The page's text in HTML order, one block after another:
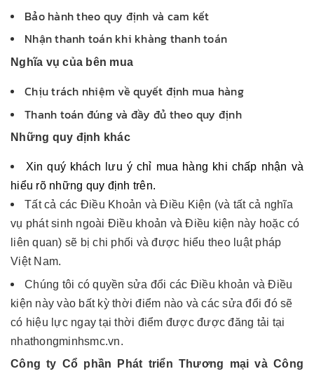
Bảo hành theo quy định và cam kết
Nhận thanh toán khi khàng thanh toán
Nghĩa vụ của bên mua
Chịu trách nhiệm về quyết định mua hàng
Thanh toán đúng và đầy đủ theo quy định
Những quy định khác
Xin quý khách lưu ý chỉ mua hàng khi chấp nhận và
hiểu rõ những quy định trên.
Tất cả các Điều Khoản và Điều Kiện (và tất cả nghĩa
vụ phát sinh ngoài Điều khoản và Điều kiện này hoặc có
liên quan) sẽ bị chi phối và được hiểu theo luật pháp
Việt Nam.
Chúng tôi có quyền sửa đổi các Điều khoản và Điều
kiện này vào bất kỳ thời điểm nào và các sửa đổi đó sẽ
có hiệu lực ngay tại thời điểm được được đăng tải tại
nhathongminhsmc.vn.
Công ty Cổ phần Phát triển Thương mại và Công